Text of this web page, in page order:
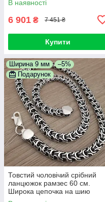
В наявності
6 901 ₴ 7 451 ₴
Купити
Ширина 9 мм
–5%
Подарунок
Товстий чоловічий срібний
ланцюжок рамзес 60 см.
Широка цепочка на шию
фараон срібло 925